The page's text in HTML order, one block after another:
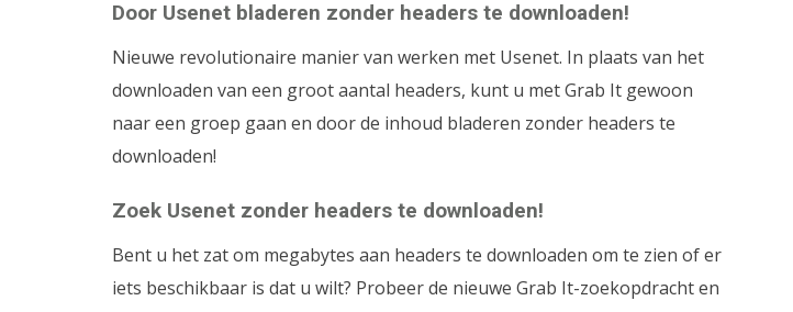
Door Usenet bladeren zonder headers te downloaden!
Nieuwe revolutionaire manier van werken met Usenet. In plaats van het
downloaden van een groot aantal headers, kunt u met Grab It gewoon
naar een groep gaan en door de inhoud bladeren zonder headers te
downloaden!
Zoek Usenet zonder headers te downloaden!
Bent u het zat om megabytes aan headers te downloaden om te zien of er
iets beschikbaar is dat u wilt? Probeer de nieuwe Grab It-zoekopdracht en